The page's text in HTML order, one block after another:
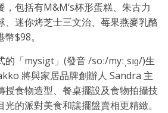
，包括有M&M’s杯形蛋糕、朱古力
、迷你烤芝士三文治、莓果燕麥乳酪
$98。
「mysigt」(發音 /soː/myːˌsɪɡ/)生
將與家居品牌創辦人 Sandra 主
授食物造型、餐桌擺設及食物拍攝技
的派對美食和讓擺盤賣相更精緻。